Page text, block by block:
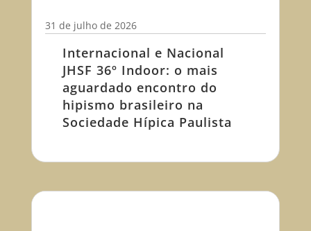
Internacional e Nacional
JHSF 36º Indoor: o mais
aguardado encontro do
hipismo brasileiro na
Sociedade Hípica Paulista
31 de julho de 2026